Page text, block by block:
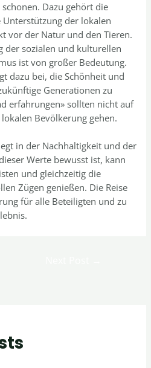
Dazu gehört die
der lokalen
vor der Natur und den Tieren.
der sozialen und kulturellen
ist von großer Bedeutung.
dazu bei, die Schönheit und
Generationen zu
erfahrungen» sollten nicht auf
Bevölkerung gehen.
in der Nachhaltigkeit und der
Werte bewusst ist, kann
und gleichzeitig die
Zügen genießen. Die Reise
für alle Beteiligten und zu